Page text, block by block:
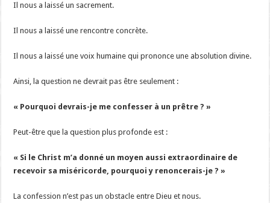
Il nous a laissé un sacrement.
Il nous a laissé une rencontre concrète.
Il nous a laissé une voix humaine qui prononce une absolution divine.
Ainsi, la question ne devrait pas être seulement :
« Pourquoi devrais-je me confesser à un prêtre ? »
Peut-être que la question plus profonde est :
« Si le Christ m’a donné un moyen aussi extraordinaire de
recevoir sa miséricorde, pourquoi y renoncerais-je ? »
La confession n’est pas un obstacle entre Dieu et nous.